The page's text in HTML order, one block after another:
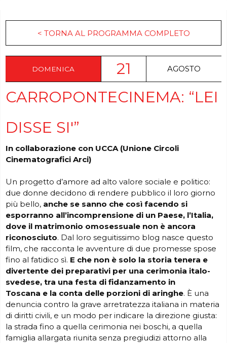
< TORNA AL PROGRAMMA COMPLETO
DOMENICA 21 AGOSTO
CARROPONTECINEMA: “LEI
DISSE SI'”
In collaborazione con UCCA (Unione Circoli
Cinematografici Arci)
Un progetto d’amore ad alto valore sociale e politico:
due donne decidono di rendere pubblico il loro giorno
più bello, anche se sanno che così facendo si
esporranno all’incomprensione di un Paese, l’Italia,
dove il matrimonio omosessuale non è ancora
riconosciuto. Dal loro seguitissimo blog nasce questo
film, che racconta le avventure di due promesse spose
fino al fatidico sì. E che non è solo la storia tenera e
divertente dei preparativi per una cerimonia italo-
svedese, tra una festa di fidanzamento in
Toscana e la conta delle porzioni di aringhe. È una
denuncia contro la grave arretratezza italiana in materia
di diritti civili, e un modo per indicare la direzione giusta:
la strada fino a quella cerimonia nei boschi, a quella
famiglia allargata riunita senza pregiudizi attorno alla